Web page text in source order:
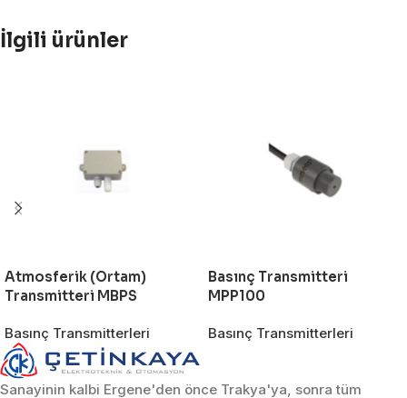
İlgili ürünler
Atmosferik (Ortam)
Transmitteri MBPS
Basınç Transmitterleri
Basınç Transmitteri
MPP100
Basınç Transmitterleri
Sanayinin kalbi Ergene'den önce Trakya'ya, sonra tüm